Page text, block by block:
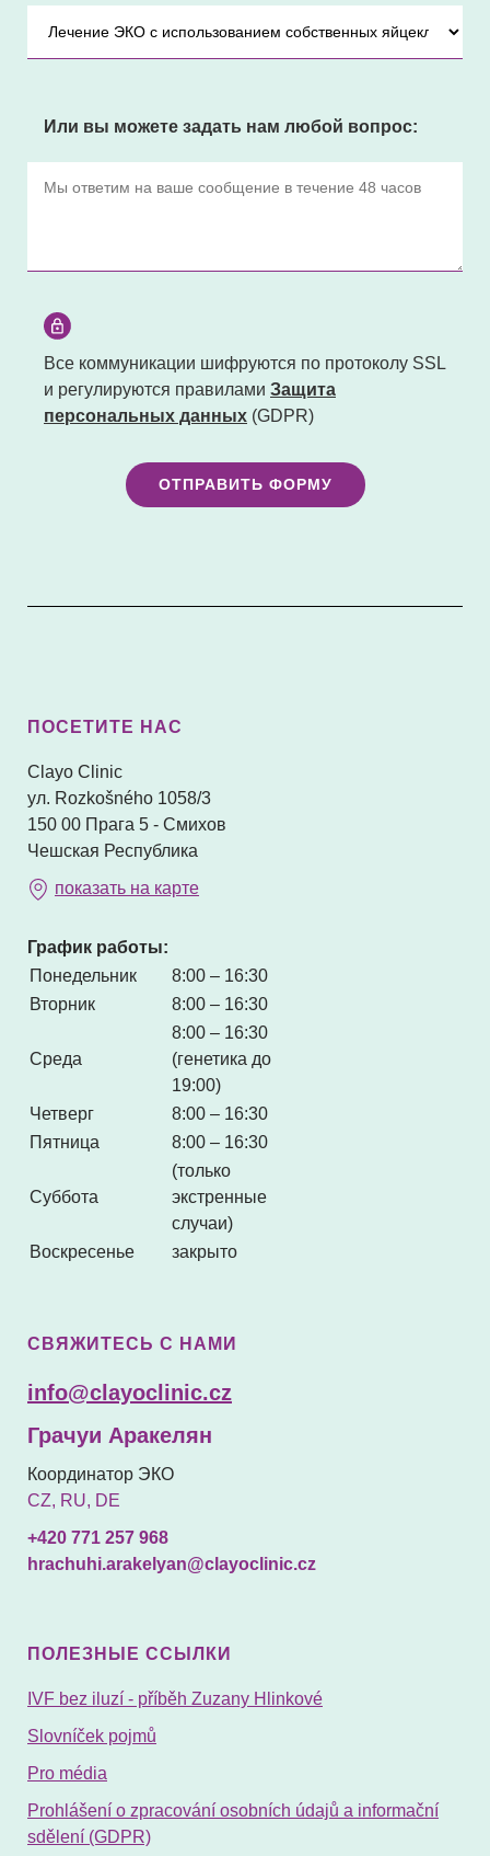
Или вы можете задать нам любой вопрос:
Все коммуникации шифруются по протоколу SSL
и регулируются правилами Защита
персональных данных (GDPR)
ОТПРАВИТЬ ФОРМУ
ПОСЕТИТЕ НАС
Clayo Clinic
ул. Rozkošného 1058/3
150 00 Прага 5 - Смихов
Чешская Республика
показать на карте
График работы:
Понедельник
8:00 – 16:30
Вторник
8:00 – 16:30
Среда
8:00 – 16:30
(генетика до
19:00)
Четверг
8:00 – 16:30
Пятница
8:00 – 16:30
Суббота
(только
экстренные
случаи)
Воскресенье
закрыто
СВЯЖИТЕСЬ С НАМИ
info@clayoclinic.cz
Грачуи Аракелян
Координатор ЭКО
CZ, RU, DE
+420 771 257 968
hrachuhi.arakelyan@clayoclinic.cz
ПОЛЕЗНЫЕ ССЫЛКИ
IVF bez iluzí - příběh Zuzany Hlinkové
Slovníček pojmů
Pro média
Prohlášení o zpracování osobních údajů a informační
sdělení (GDPR)